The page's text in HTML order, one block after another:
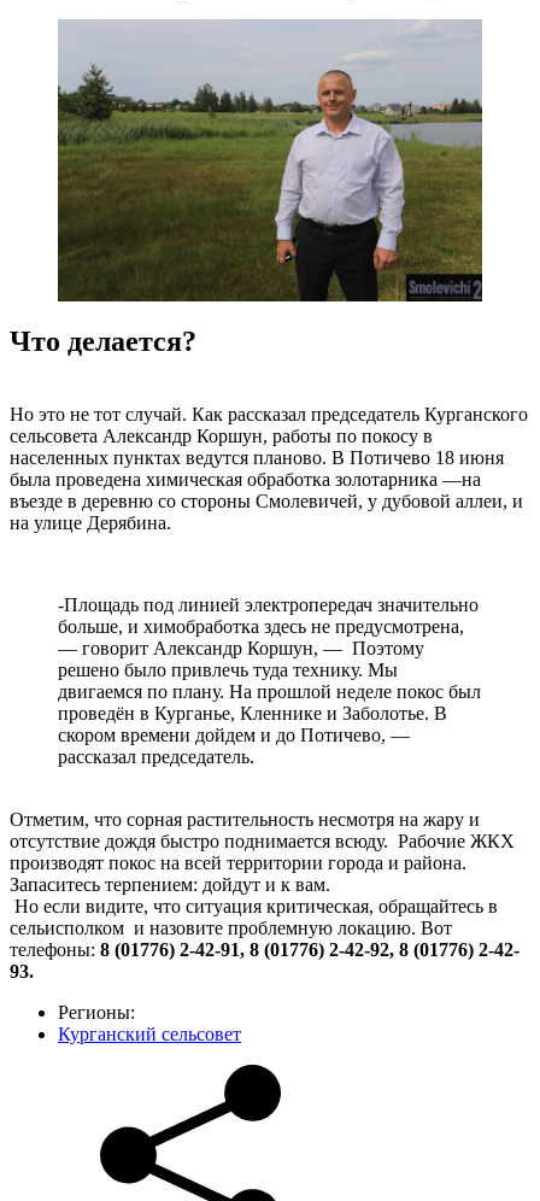
Что делается?
Но это не тот случай. Как рассказал председатель Курганского
сельсовета Александр Коршун, работы по покосу в
населенных пунктах ведутся планово. В Потичево 18 июня
была проведена химическая обработка золотарника —на
въезде в деревню со стороны Смолевичей, у дубовой аллеи, и
на улице Дерябина.
-Площадь под линией электропередач значительно
больше, и химобработка здесь не предусмотрена,
— говорит Александр Коршун, — Поэтому
решено было привлечь туда технику. Мы
двигаемся по плану. На прошлой неделе покос был
проведён в Курганье, Кленнике и Заболотье. В
скором времени дойдем и до Потичево, —
рассказал председатель.
Отметим, что сорная растительность несмотря на жару и
отсутствие дождя быстро поднимается всюду. Рабочие ЖКХ
производят покос на всей территории города и района.
Запаситесь терпением: дойдут и к вам.
Но если видите, что ситуация критическая, обращайтесь в
сельисполком и назовите проблемную локацию. Вот
телефоны: 8 (01776) 2-42-91, 8 (01776) 2-42-92, 8 (01776) 2-42-
93.
Регионы:
Курганский сельсовет